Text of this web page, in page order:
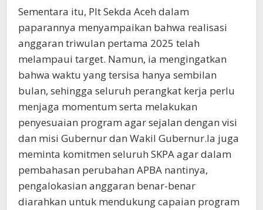
Sementara itu, Plt Sekda Aceh dalam
paparannya menyampaikan bahwa realisasi
anggaran triwulan pertama 2025 telah
melampaui target. Namun, ia mengingatkan
bahwa waktu yang tersisa hanya sembilan
bulan, sehingga seluruh perangkat kerja perlu
menjaga momentum serta melakukan
penyesuaian program agar sejalan dengan visi
dan misi Gubernur dan Wakil Gubernur.Ia juga
meminta komitmen seluruh SKPA agar dalam
pembahasan perubahan APBA nantinya,
pengalokasian anggaran benar-benar
diarahkan untuk mendukung capaian program